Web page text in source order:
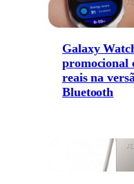
Galaxy
promocional
reais na
Bluetooth